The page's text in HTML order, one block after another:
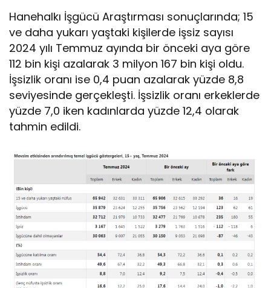
Hanehalkı İşgücü Araştırması sonuçlarında; 15
ve daha yukarı yaştaki kişilerde işsiz sayısı
2024 yılı Temmuz ayında bir önceki aya göre
112 bin kişi azalarak 3 milyon 167 bin kişi oldu.
İşsizlik oranı ise 0,4 puan azalarak yüzde 8,8
seviyesinde gerçekleşti. İşsizlik oranı erkeklerde
yüzde 7,0 iken kadınlarda yüzde 12,4 olarak
tahmin edildi.